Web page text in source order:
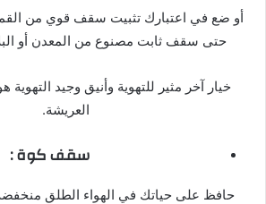
أو ضع في اعتبارك تثبيت سقف قوي من
حتى سقف ثابت مصنوع من المعدن أو
خيار آخر مثير للتهوية وأنيق وجيد
العريشة.
سقفكوة :
حافظ على حياتك في الهواء الطلق